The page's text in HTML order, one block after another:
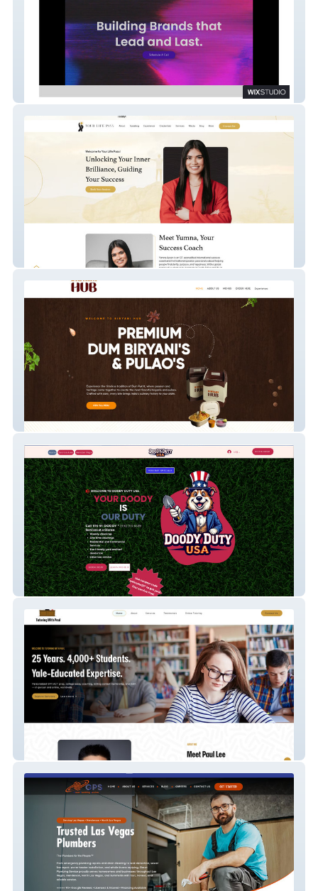
Your Life Pass
Biryani Hub
Doody Duty Usa
Paul Can Teach